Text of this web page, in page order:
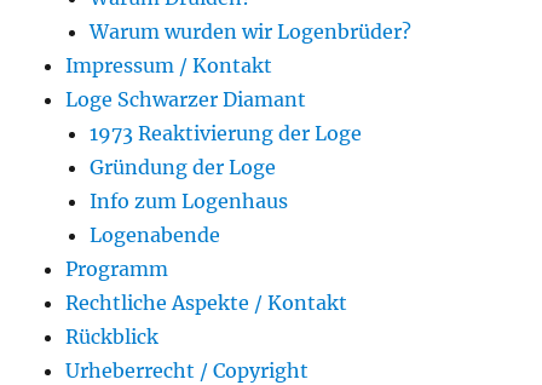
Warum wurden wir Logenbrüder?
Impressum / Kontakt
Loge Schwarzer Diamant
1973 Reaktivierung der Loge
Gründung der Loge
Info zum Logenhaus
Logenabende
Programm
Rechtliche Aspekte / Kontakt
Rückblick
Urheberrecht / Copyright